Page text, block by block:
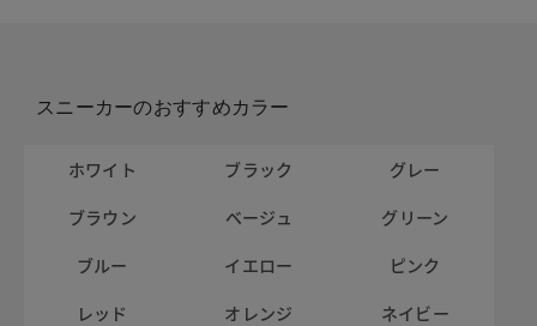
スニーカーのおすすめカラー
ホワイト ブラック
グレー
ブラウン
ベージュ
グリーン
ブルー
イエロー
ピンク
レッド
オレンジ
ネイビー